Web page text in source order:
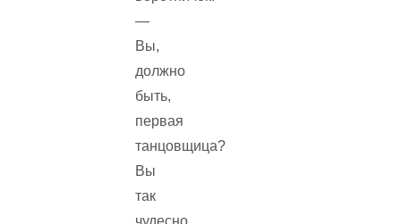
—
Вы,
должно
быть,
первая
танцовщица?
Вы
так
чудесно